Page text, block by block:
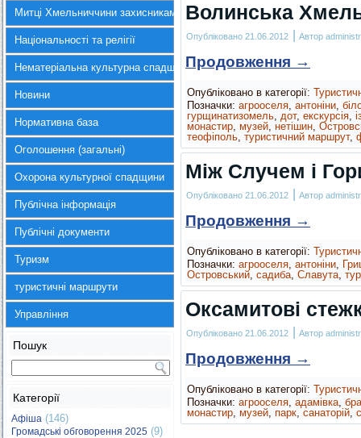
Митці Хмельниччини захисникам України
Національності та релігії
Нематеріальна культурна спадщина
Новини
Нормативна база
Оголошення (загальні)
Охорона культурної спадщини
Публічна інформація
Публічні документи
Туризм
туристичні маршрути
Управління
Пошук
Категорії
Афіша (146)
Громадські обговорення 2025 (9)
Волинська
Опубліковано 21.06.2012 | Автор
Продовження →
Опубліковано в категорії:
Позначки: агрооселя, антоніни,
гурщинатизомель, дот, екскурсія,
монастир, музей, нетішин,
теофіполь, туристичний маршрут,
Між Случем і
Опубліковано 21.06.2012 | Автор
Продовження →
Опубліковано в категорії:
Позначки: агрооселя, антоніни,
Островський, садиба, Славута,
Оксамитові
Опубліковано 21.06.2012 | Автор
Продовження →
Опубліковано в категорії:
Позначки: агрооселя, адамівка,
монастир, музей, парк, санаторій,